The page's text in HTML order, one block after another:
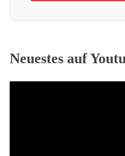
Neuestes auf